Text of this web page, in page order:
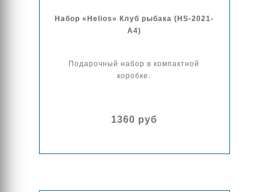
Набор «Helios» Клуб рыбака (HS-2021-
A4)
Подарочный набор в компактной
коробке.
1360 руб